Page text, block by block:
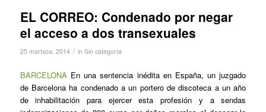
EL CORREO: Condenado por negar
el acceso a dos transexuales
25 martxoa, 2014 / in Sin categoría
BARCELONA En una sentencia inédita en España, un juzgado
de Barcelona ha condenado a un portero de discoteca a un año
de inhabilitación para ejercer esta profesión y a sendas